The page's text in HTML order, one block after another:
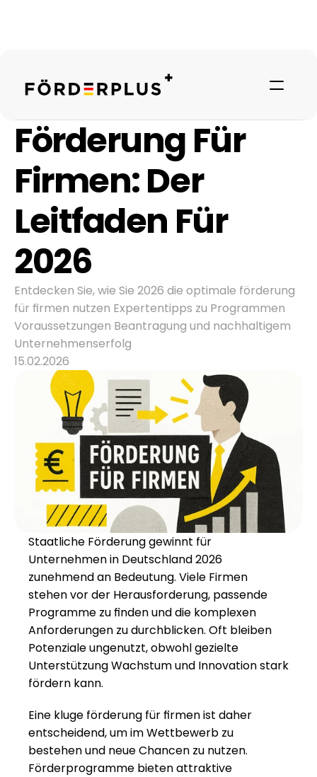
Über uns
Wissen
Mehr erfahren
Referenzen
Über uns
Karriere
Förderung Für
Firmen: Der
Leitfaden Für
2026
Entdecken Sie, wie Sie 2026 die optimale förderung
für firmen nutzen Expertentipps zu Programmen
Voraussetzungen Beantragung und nachhaltigem
Unternehmenserfolg
15.02.2026
Staatliche Förderung gewinnt für
Unternehmen in Deutschland 2026
zunehmend an Bedeutung. Viele Firmen
stehen vor der Herausforderung, passende
Programme zu finden und die komplexen
Anforderungen zu durchblicken. Oft bleiben
Potenziale ungenutzt, obwohl gezielte
Unterstützung Wachstum und Innovation stark
fördern kann.
Eine kluge förderung für firmen ist daher
entscheidend, um im Wettbewerb zu
bestehen und neue Chancen zu nutzen.
Förderprogramme bieten attraktive